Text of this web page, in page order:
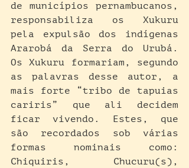
de municípios pernambucanos,
responsabiliza os Xukuru
pela expulsão dos indígenas
Ararobá da Serra do Urubá.
Os Xukuru formariam, segundo
as palavras desse autor, a
mais forte “tribo de tapuias
cariris” que ali decidem
ficar vivendo. Estes, que
são recordados sob várias
formas nominais como:
Chiquiris, Chucuru(s),